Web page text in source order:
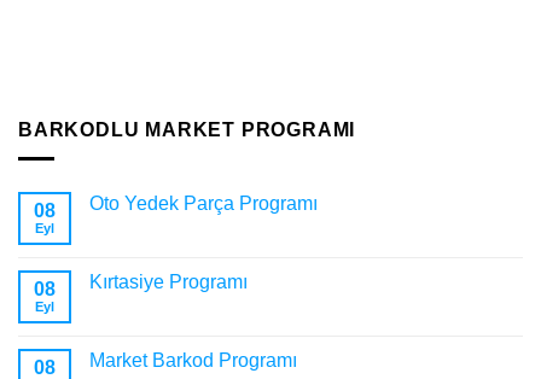
BARKODLU MARKET PROGRAMI
08
Eyl
Oto Yedek Parça Programı
08
Eyl
Kırtasiye Programı
08 Market Barkod Programı